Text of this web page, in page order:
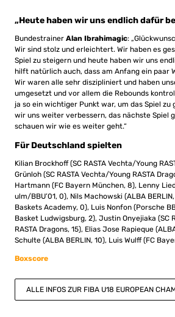
„Heute haben wir uns endlich dafür
Bundestrainer Alan Ibrahimagic:
Wir sind stolz und erleichtert. Wir haben es
Spiel zu steigern und heute haben wir uns
hilft natürlich auch, dass am Anfang ein paar
Wir waren alle sehr diszipliniert und haben
umgesetzt und vor allem die Rebounds
ja so ein wichtiger Punkt war, um das Spiel
wir uns weiter verbessern, das nächste Spiel
schauen wir wie es weiter geht.“
Für Deutschland spielten
Kilian Brockhoff (SC RASTA Vechta/Young
Grünloh (SC RASTA Vechta/Young RASTA
Hartmann (FC Bayern München, 8), Lenny
ulm/BBU’01, 0), Nils Machowski (ALBA
Baskets Academy, 0), Luis Nonfon (Porsche
Basket Ludwigsburg, 2), Justin Onyejiaka (SC
RASTA Dragons, 15), Elias Jose Rapieque
Schulte (ALBA BERLIN, 10), Luis Wulff (FC
Boxscore
ALLE INFOS ZUR FIBA U18 EUROPEAN